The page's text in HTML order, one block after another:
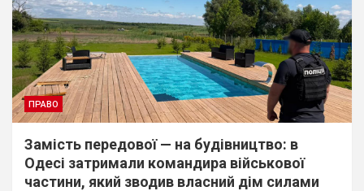
ПРАВО
Замість передової — на будівництво: в
Одесі затримали командира військової
частини, який зводив власний дім силами